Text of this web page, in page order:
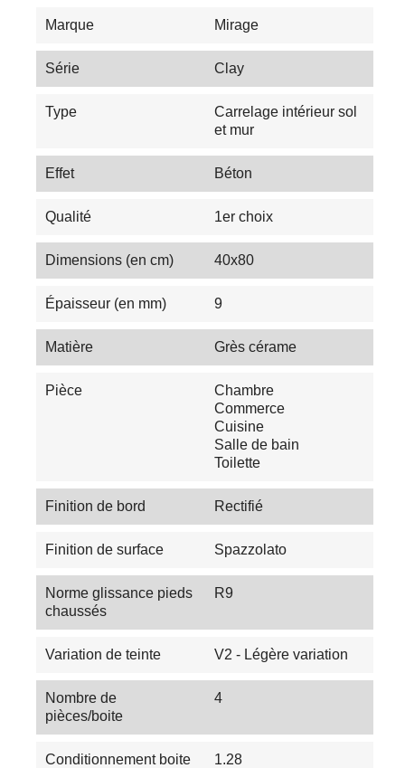
Marque Mirage
Série Clay
Type
Carrelage intérieur sol
et mur
Effet Béton
Qualité 1er choix
Dimensions (en cm) 40x80
Épaisseur (en mm) 9
Matière Grès cérame
Pièce
Chambre
Commerce
Cuisine
Salle de bain
Toilette
Finition de bord Rectifié
Finition de surface Spazzolato
Norme glissance pieds
chaussés
R9
Variation de teinte V2 - Légère variation
Nombre de
pièces/boite
4
Conditionnement boite 1.28